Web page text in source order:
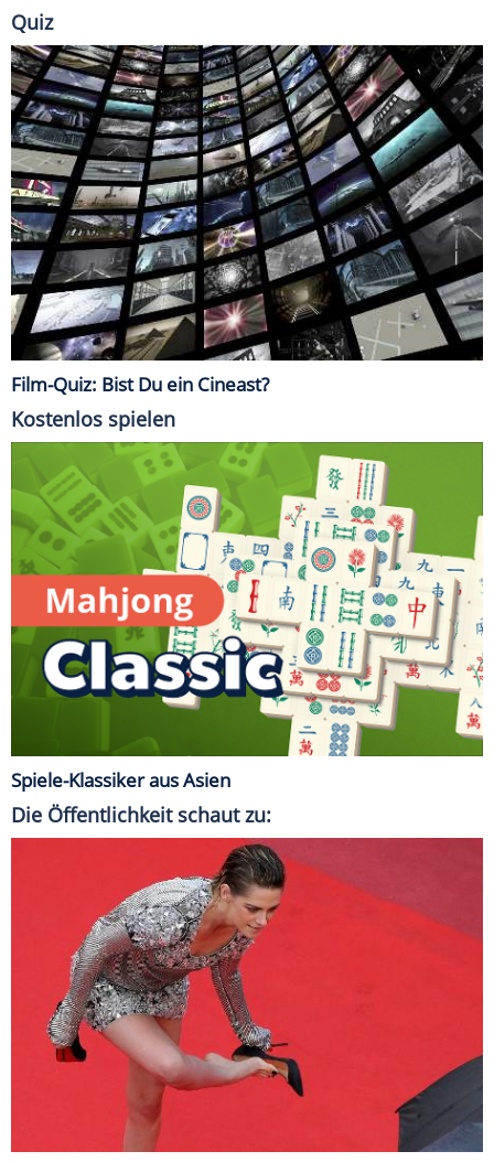
Quiz
Film-Quiz: Bist Du ein Cineast?
Kostenlos spielen
Spiele-Klassiker aus Asien
Die Öffentlichkeit schaut zu: